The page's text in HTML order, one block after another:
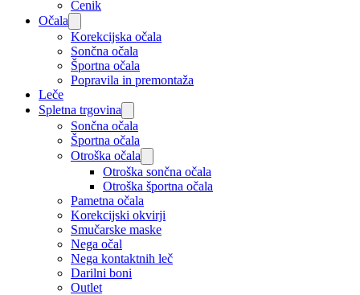
Cenik
Očala
Korekcijska očala
Sončna očala
Športna očala
Popravila in premontaža
Leče
Spletna trgovina
Sončna očala
Športna očala
Otroška očala
Otroška sončna očala
Otroška športna očala
Pametna očala
Korekcijski okvirji
Smučarske maske
Nega očal
Nega kontaktnih leč
Darilni boni
Outlet